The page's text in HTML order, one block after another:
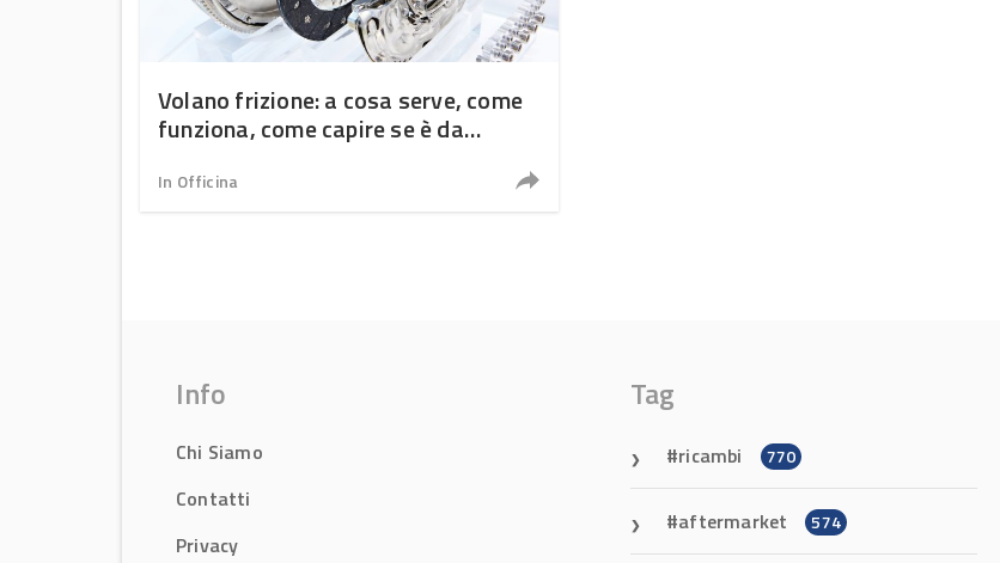
Volano frizione: a cosa serve, come
funziona, come capire se è da
In Officina
Info
Chi Siamo
Contatti
Privacy
Tag
ricambi 770
aftermarket 574